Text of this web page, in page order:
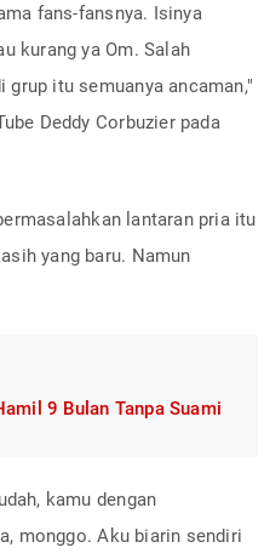
fans-fansnya. Isinya
kurang ya Om. Salah
itu semuanya ancaman,"
Deddy Corbuzier pada
lantaran pria itu
yang baru. Namun
9 Bulan Tanpa Suami
kamu dengan
monggo. Aku biarin sendiri